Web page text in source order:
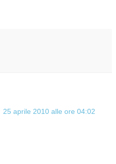
25 aprile 2010 alle ore 04:02